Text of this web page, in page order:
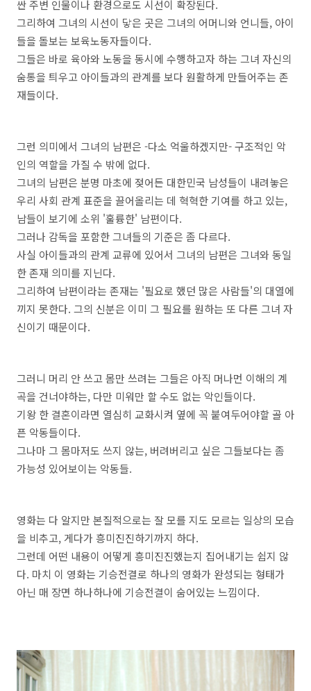
싼 주변 인물이나 환경으로도 시선이 확장된다.
그리하여 그녀의 시선이 닿은 곳은 그녀의 어머니와 언니들, 아이
들을 돌보는 보육노동자들이다.
그들은 바로 육아와 노동을 동시에 수행하고자 하는 그녀 자신의
숨통을 틔우고 아이들과의 관계를 보다 원활하게 만들어주는 존
재들이다.
그런 의미에서 그녀의 남편은 -다소 억울하겠지만- 구조적인 악
인의 역할을 가질 수 밖에 없다.
그녀의 남편은 분명 마초에 젖어든 대한민국 남성들이 내려놓은
우리 사회 관계 표준을 끌어올리는 데 혁혁한 기여를 하고 있는,
남들이 보기에 소위 '훌륭한' 남편이다.
그러나 감독을 포함한 그녀들의 기준은 좀 다르다.
사실 아이들과의 관계 교류에 있어서 그녀의 남편은 그녀와 동일
한 존재 의미를 지닌다.
그리하여 남편이라는 존재는 '필요로 했던 많은 사람들'의 대열에
끼지 못한다. 그의 신분은 이미 그 필요를 원하는 또 다른 그녀 자
신이기 때문이다.
그러니 머리 안 쓰고 몸만 쓰려는 그들은 아직 머나먼 이해의 계
곡을 건너야하는, 다만 미워만 할 수도 없는 악인들이다.
기왕 한 결혼이라면 열심히 교화시켜 옆에 꼭 붙여두어야할 골 아
픈 악동들이다.
그나마 그 몸마저도 쓰지 않는, 버려버리고 싶은 그들보다는 좀
가능성 있어보이는 악동들.
영화는 다 알지만 본질적으로는 잘 모를 지도 모르는 일상의 모습
을 비추고, 게다가 흥미진진하기까지 하다.
그런데 어떤 내용이 어떻게 흥미진진했는지 집어내기는 쉽지 않
다. 마치 이 영화는 기승전결로 하나의 영화가 완성되는 형태가
아닌 매 장면 하나하나에 기승전결이 숨어있는 느낌이다.